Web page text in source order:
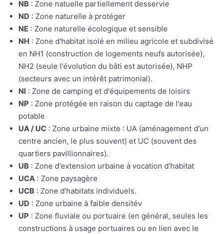
NB : Zone natuelle partiellement desservie
ND : Zone naturelle à protéger
NE : Zone naturelle écologique et sensible
NH : Zone d'habitat isolé en milieu agricole et subdivisé
en NH1 (construction de logements neufs autorisée),
NH2 (seule l'évolution du bâti est autorisée), NHP
(secteurs avec un intérêt patrimonial).
NI : Zone de camping et d'équipements de loisirs
NP : Zone protégée en raison du captage de l'eau
potable
UA / UC : Zone urbaine mixte : UA (aménagement d'un
centre ancien, le plus souvent) et UC (souvent des
quartiers pavillionnaires).
UB : Zone d'extension urbaine à vocation d'habitat
UCA : Zone paysagère
UCB : Zone d'habitats individuels.
UD : Zone urbaine à faible densitév
UP : Zone fluviale ou portuaire (en général, seules les
constructions à usage portuaires ou en lien avec le